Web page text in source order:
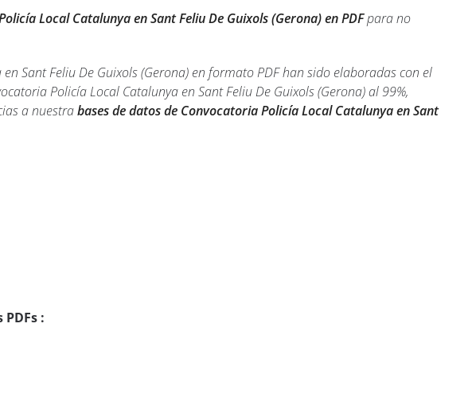
Local Catalunya en Sant Feliu De Guixols (Gerona) en PDFpara no
Sant Feliu De Guixols (Gerona) en formato PDF han sido elaboradas con el
Policía Local Catalunya en Sant Feliu De Guixols (Gerona) al 99%,
a nuestrabases de datos de Convocatoria Policía Local Catalunya en Sant
: